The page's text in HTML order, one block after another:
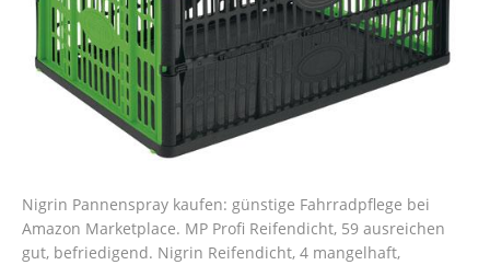
Nigrin Pannenspray kaufen: günstige Fahrradpflege bei
Amazon Marketplace. MP Profi Reifendicht, 59 ausreichen
gut, befriedigend. Nigrin Reifendicht, 4 mangelhaft,